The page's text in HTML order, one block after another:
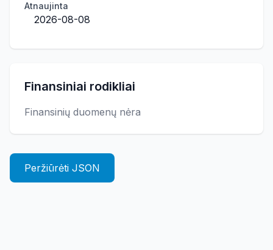
Atnaujinta
2026-08-08
Finansiniai rodikliai
Finansinių duomenų nėra
Peržiūrėti JSON